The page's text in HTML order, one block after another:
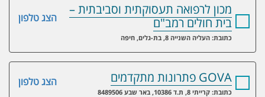
הצג טלפון
מכון לרפואה תעסוקתית וסביבתית –
בית חולים רמב"ם
כתובת: העליה השנייה 8, בת-גלים, חיפה
הצג טלפון GOVA פתרונות מתקדמים
כתובת: קרייתי 8, ת.ד 10386, באר שבע 8489506